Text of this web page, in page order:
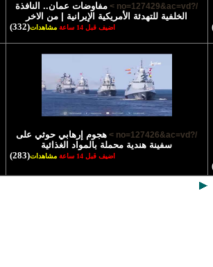
/?no=127429&ac=vd >
مفاوضات عمان.. النافذة
الخلفية للتهدئة الأمريكية الإيرانية | من الاخر
اضيف قبل 14 ساعة مشاهدات(332)
/?no=127426&ac=vd >
هجوم إرهابي حوثي على
سفينة هندية محملة بالمواد الغذائية
اضيف قبل 14 ساعة مشاهدات(283)